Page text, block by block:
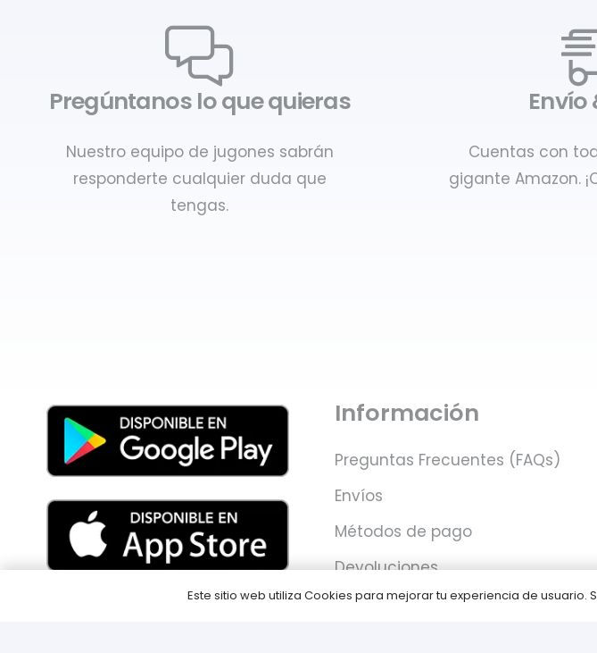
Pregúntanos lo que quieras
Nuestro equipo de jugones sabrán
responderte cualquier duda que
tengas.
Envío
Cuentas con
gigante Amazon.
Información
Preguntas Frecuentes (FAQs)
Envíos
Métodos de pago
Devoluciones
Este sitio web utiliza Cookies para mejorar tu experiencia de